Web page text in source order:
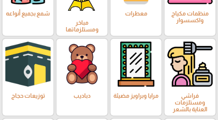
منظمات مكياج
واكسسوار
معطرات
مباخر
ومستلزماتها
شمع بجميع أنواعه
فراشي
ومستلزمات
العناية بالشعر
مرايا وبراويز مضيئة دباديب توزيعات حجاج